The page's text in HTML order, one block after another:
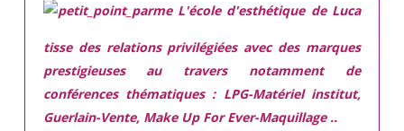
L'école d'esthétique de Luca
tisse des relations privilégiées avec des marques
prestigieuses au travers notamment de
conférences thématiques : LPG-Matériel institut,
Guerlain-Vente, Make Up For Ever-Maquillage ..